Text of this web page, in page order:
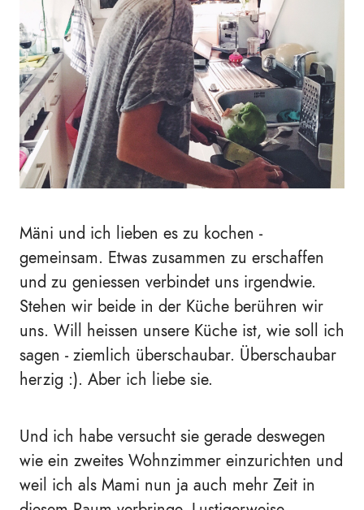
Mäni und ich lieben es zu kochen -
gemeinsam. Etwas zusammen zu erschaffen
und zu geniessen verbindet uns irgendwie.
Stehen wir beide in der Küche berühren wir
uns. Will heissen unsere Küche ist, wie soll ich
sagen - ziemlich überschaubar. Überschaubar
herzig :). Aber ich liebe sie.
Und ich habe versucht sie gerade deswegen
wie ein zweites Wohnzimmer einzurichten und
weil ich als Mami nun ja auch mehr Zeit in